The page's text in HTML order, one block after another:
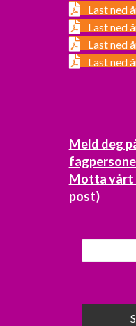
Last ned
Last ned
Last ned
Last ned
Meld deg
Motta vårt
post)